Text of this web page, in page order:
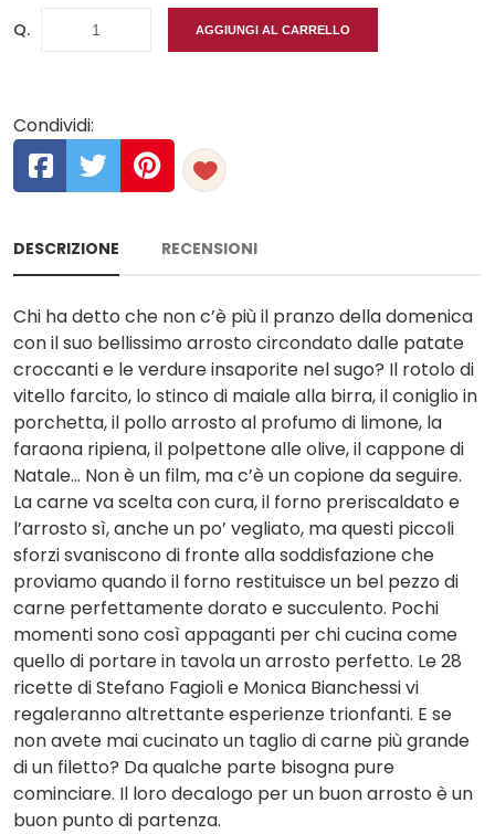
Q. AGGIUNGI AL CARRELLO
Condividi:
DESCRIZIONE RECENSIONI
Chi ha detto che non c’è più il pranzo della domenica
con il suo bellissimo arrosto circondato dalle patate
croccanti e le verdure insaporite nel sugo? Il rotolo di
vitello farcito, lo stinco di maiale alla birra, il coniglio in
porchetta, il pollo arrosto al profumo di limone, la
faraona ripiena, il polpettone alle olive, il cappone di
Natale… Non è un film, ma c’è un copione da seguire.
La carne va scelta con cura, il forno preriscaldato e
l’arrosto sì, anche un po’ vegliato, ma questi piccoli
sforzi svaniscono di fronte alla soddisfazione che
proviamo quando il forno restituisce un bel pezzo di
carne perfettamente dorato e succulento. Pochi
momenti sono così appaganti per chi cucina come
quello di portare in tavola un arrosto perfetto. Le 28
ricette di Stefano Fagioli e Monica Bianchessi vi
regaleranno altrettante esperienze trionfanti. E se
non avete mai cucinato un taglio di carne più grande
di un filetto? Da qualche parte bisogna pure
cominciare. Il loro decalogo per un buon arrosto è un
buon punto di partenza.